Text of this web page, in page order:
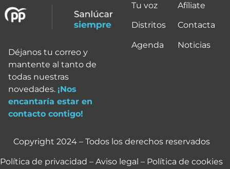
Déjanos tu correo y
mantente al tanto de
todas nuestras
novedades. ¡Nos
encantaría estar en
contacto contigo!
Tu voz
Distritos
Agenda
Afíliate
Contacta
Noticias
Copyright 2024 – Todos los derechos reservados
Política de privacidad – Aviso legal – Política de cookies